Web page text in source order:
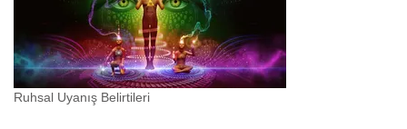
Ruhsal Uyanış Belirtileri